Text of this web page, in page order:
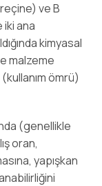
ve B
ana
kimyasal
malzeme
ömrü)
(genellikle
oran,
yapışkan